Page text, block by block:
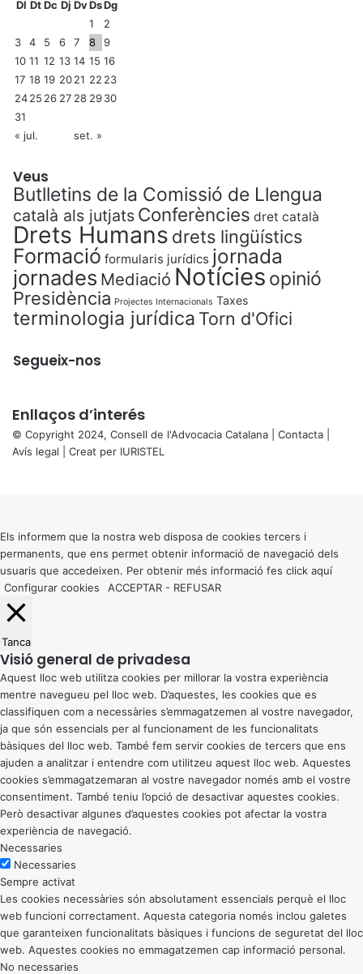
Dl DtDc Dj DvDsDg
1
2
3
4 5 6 7 8
9
10 11 12 13 14 15 16
17 18 19 2021 22 23
2425 26 27 28 2930
31
« jul.
set. »
Veus
Butlletins de la Comissió de Llengua
català als jutjats Conferències dret català
Drets Humans drets lingüístics
Formació formularis jurídics jornada
jornades Mediació Notícies opinió
Presidència Projectes Internacionals Taxes
terminologia jurídica Torn d'Ofici
Segueix-nos
Enllaços d’interés
© Copyright 2024, Consell de l'Advocacia Catalana | Contacta
Avís legal | Creat per IURISTEL
button
Els informem que la nostra web disposa de cookies tercers i
permanents, que ens permet obtenir informació de navegació dels
usuaris que accedeixen. Per obtenir més informació fes click aquí
Configurar cookies
ACCEPTAR - REFUSAR
Tanca
Visió general de privadesa
Aquest lloc web utilitza cookies per millorar la vostra experiència
mentre navegueu pel lloc web. D’aquestes, les cookies que es
classifiquen com a necessàries s’emmagatzemen al vostre navegador,
ja que són essencials per al funcionament de les funcionalitats
bàsiques del lloc web. També fem servir cookies de tercers que ens
ajuden a analitzar i entendre com utilitzeu aquest lloc web. Aquestes
cookies s’emmagatzemaran al vostre navegador només amb el vostre
consentiment. També teniu l’opció de desactivar aquestes cookies.
Però desactivar algunes d’aquestes cookies pot afectar la vostra
experiència de navegació.
Necessaries
Necessaries
Sempre activat
Les cookies necessàries són absolutament essencials perquè el lloc
web funcioni correctament. Aquesta categoria només inclou galetes
que garanteixen funcionalitats bàsiques i funcions de seguretat del lloc
web. Aquestes cookies no emmagatzemen cap informació personal.
No necessaries